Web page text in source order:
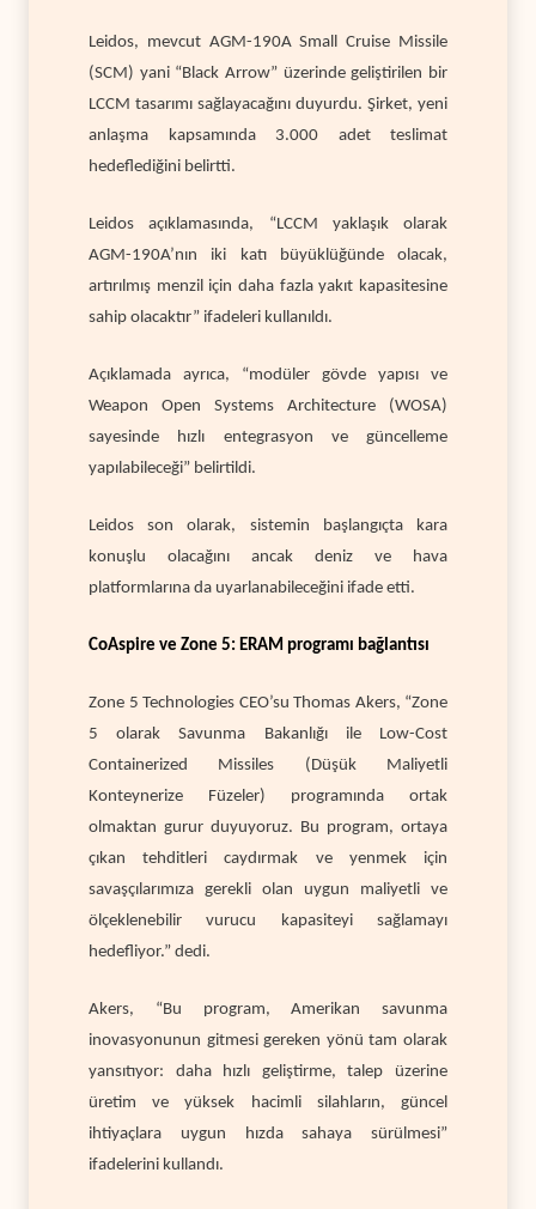
Leidos, mevcut AGM-190A Small Cruise Missile
(SCM) yani “Black Arrow” üzerinde geliştirilen bir
LCCM tasarımı sağlayacağını duyurdu. Şirket, yeni
anlaşma kapsamında 3.000 adet teslimat
hedeflediğini belirtti.
Leidos açıklamasında, “LCCM yaklaşık olarak
AGM-190A’nın iki katı büyüklüğünde olacak,
artırılmış menzil için daha fazla yakıt kapasitesine
sahip olacaktır” ifadeleri kullanıldı.
Açıklamada ayrıca, “modüler gövde yapısı ve
Weapon Open Systems Architecture (WOSA)
sayesinde hızlı entegrasyon ve güncelleme
yapılabileceği” belirtildi.
Leidos son olarak, sistemin başlangıçta kara
konuşlu olacağını ancak deniz ve hava
platformlarına da uyarlanabileceğini ifade etti.
CoAspire ve Zone 5: ERAM programı bağlantısı
Zone 5 Technologies CEO’su Thomas Akers, “Zone
5 olarak Savunma Bakanlığı ile Low-Cost
Containerized Missiles (Düşük Maliyetli
Konteynerize Füzeler) programında ortak
olmaktan gurur duyuyoruz. Bu program, ortaya
çıkan tehditleri caydırmak ve yenmek için
savaşçılarımıza gerekli olan uygun maliyetli ve
ölçeklenebilir vurucu kapasiteyi sağlamayı
hedefliyor.” dedi.
Akers, “Bu program, Amerikan savunma
inovasyonunun gitmesi gereken yönü tam olarak
yansıtıyor: daha hızlı geliştirme, talep üzerine
üretim ve yüksek hacimli silahların, güncel
ihtiyaçlara uygun hızda sahaya sürülmesi”
ifadelerini kullandı.